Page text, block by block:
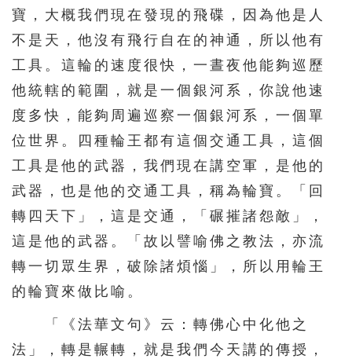
606 607 608 609 610
616 617 618 619 620
621 622 623 624 625
626 627 628 629 630
631 632 633 634 635
636 637 638 639 640
寶，大概我們現在發現的飛碟，因為他是人
不是天，他沒有飛行自在的神通，所以他有
工具。這輪的速度很快，一晝夜他能夠巡歷
他統轄的範圍，就是一個銀河系，你說他速
度多快，能夠周遍巡察一個銀河系，一個單
位世界。四種輪王都有這個交通工具，這個
工具是他的武器，我們現在講空軍，是他的
武器，也是他的交通工具，稱為輪寶。「回
轉四天下」，這是交通，「碾摧諸怨敵」，
這是他的武器。「故以譬喻佛之教法，亦流
轉一切眾生界，破除諸煩惱」，所以用輪王
的輪寶來做比喻。
「《法華文句》云：轉佛心中化他之
法」，轉是輾轉，就是我們今天講的傳授，